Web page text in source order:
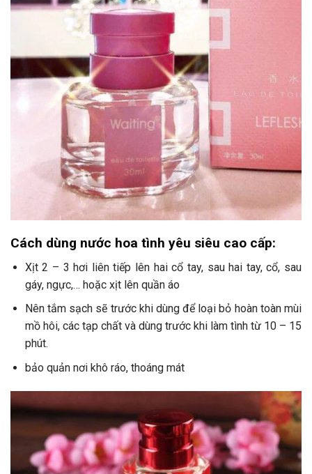
Cách dùng nước hoa tình yêu siêu cao cấp:
Xịt 2 – 3 hơi liên tiếp lên hai cổ tay, sau hai tay, cổ, sau
gáy, ngực,… hoặc xịt lên quần áo
Nên tắm sạch sẽ trước khi dùng để loại bỏ hoàn toàn mùi
mồ hôi, các tạp chất và dùng trước khi làm tình từ 10 – 15
phút.
bảo quản nơi khô ráo, thoáng mát